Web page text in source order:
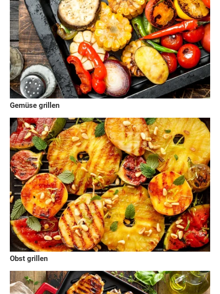
Gemüse grillen
Obst grillen